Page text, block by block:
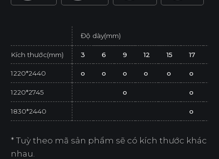
Độ dày(mm)
Kích thước(mm) 3 6 9 12 15 17
1220*2440 o o o o o o
1220*2745 o o
1830*2440 o
* Tuỳ theo mã sản phẩm sẽ có kích thước khác
nhau.